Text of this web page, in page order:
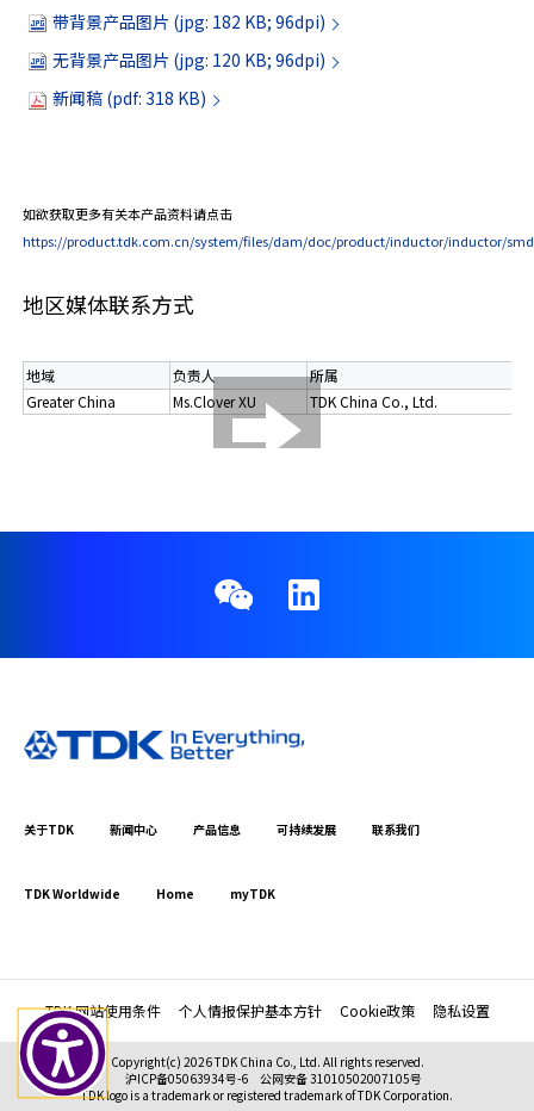
带背景产品图片 (jpg: 182 KB; 96dpi)
无背景产品图片 (jpg: 120 KB; 96dpi)
新闻稿 (pdf: 318 KB)
如欲获取更多有关本产品资料请点击
https://product.tdk.com.cn/system/files/dam/doc/product/inductor/inductor/
地区媒体联系方式
地域 负责人 所属
Greater China
Ms.Clover XU TDK China Co., Ltd.
关于TDK 新闻中心 产品信息 可持续发展 联系我们
TDK Worldwide Home myTDK
TDK 网站使用条件 个人情报保护基本方针 Cookie政策 隐私设置
Copyright(c) 2026 TDK China Co., Ltd. All rights reserved.
沪ICP备05063934号-6
公网安备 31010502007105号
TDK logo is a trademark or registered trademark of TDK Corporation.